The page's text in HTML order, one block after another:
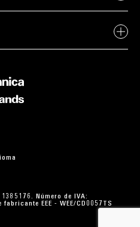
Número de IVA:
EEE - WEE/CD0057TS